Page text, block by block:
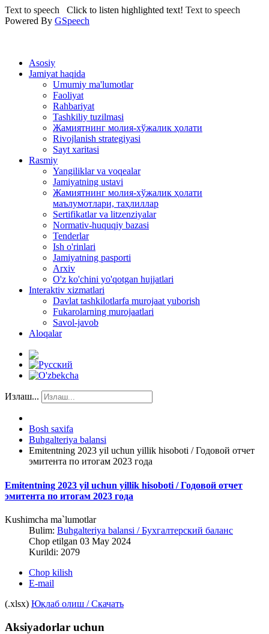
Text to speech Click to listen highlighted text! Text to speech
Powered By GSpeech
Asosiy
Jamiyat haqida
Umumiy ma'lumotlar
Faoliyat
Rahbariyat
Tashkiliy tuzilmasi
Жамиятнинг молия-хўжалик ҳолати
Rivojlanish strategiyasi
Sayt xaritasi
Rasmiy
Yangiliklar va voqealar
Jamiyatning ustavi
Жамиятнинг молия-хўжалик ҳолати
маълумотлари, таҳлиллар
Sertifikatlar va litzenziyalar
Normativ-huquqiy bazasi
Tenderlar
Ish o'rinlari
Jamiyatning pasporti
Arxiv
O'z ko'chini yo'qotgan hujjatlari
Interaktiv xizmatlari
Davlat tashkilotlarfa murojaat yuborish
Fukarolarning murojaatlari
Savol-javob
Aloqalar
Излаш...
Bosh saxifa
Buhgalteriya balansi
Emitentning 2023 yil uchun yillik hisoboti / Годовой отчет
эмитента по итогам 2023 года
Emitentning 2023 yil uchun yillik hisoboti / Годовой отчет
эмитента по итогам 2023 года
Kushimcha ma`lumotlar
Bulim: Buhgalteriya balansi / Бухгалтерский баланс
Chop etilgan 03 May 2024
Kurildi: 2079
Chop kilish
E-mail
(.xlsx) Юқлаб олиш / Скачать
Aksiyadorlar uchun